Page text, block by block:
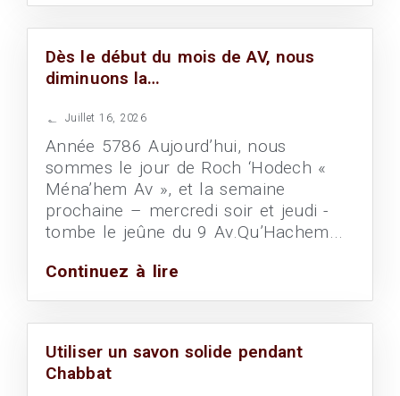
Dès le début du mois de AV, nous
diminuons la…
Juillet 16, 2026
Année 5786 Aujourd’hui, nous
sommes le jour de Roch ‘Hodech «
Ména’hem Av », et la semaine
prochaine – mercredi soir et jeudi -
tombe le jeûne du 9 Av.Qu’Hachem...
Continuez à lire
Utiliser un savon solide pendant
Chabbat